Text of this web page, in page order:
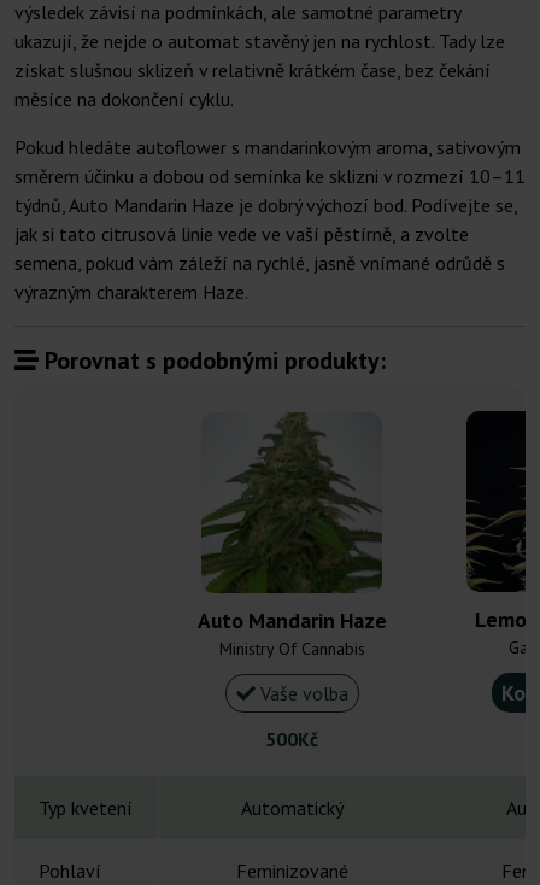
výsledek závisí na podmínkách, ale samotné parametry
ukazují, že nejde o automat stavěný jen na rychlost. Tady lze
získat slušnou sklizeň v relativně krátkém čase, bez čekání
měsíce na dokončení cyklu.
Pokud hledáte autoflower s mandarinkovým aroma, sativovým
směrem účinku a dobou od semínka ke sklizni v rozmezí 10–11
týdnů, Auto Mandarin Haze je dobrý výchozí bod. Podívejte se,
jak si tato citrusová linie vede ve vaší pěstírně, a zvolte
semena, pokud vám záleží na rychlé, jasně vnímané odrůdě s
výrazným charakterem Haze.
Porovnat s podobnými produkty:
Auto Mandarin Haze
Ministry Of Cannabis
Vaše volba
500Kč
Typ kvetení Automatický
Pohlaví Feminizované